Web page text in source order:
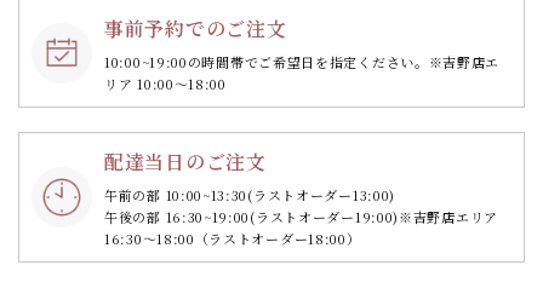
事前予約でのご注文
10:00~19:00の時間帯でご希望日を指定ください。 ※吉野店エ
リア 10:00～18:00
配達当日のご注文
午前の部 10:00~13:30(ラストオーダー13:00)
午後の部 16:30~19:00(ラストオーダー19:00)※吉野店エリア
16:30～18:00（ラストオーダー18:00）